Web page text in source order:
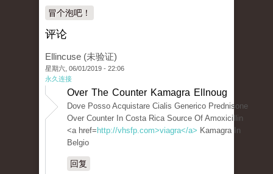
冒个泡吧！
评论
Ellincuse (未验证)
星期六, 06/01/2019 - 22:06
永久连接
Over The Counter Kamagra Ellnoug
Dove Posso Acquistare Cialis Generico Prednisone
Over Counter In Costa Rica Source Of Amoxicillin
<a href= http://vhsfp.com>viagra</a> Kamagra In
Belgio
回复